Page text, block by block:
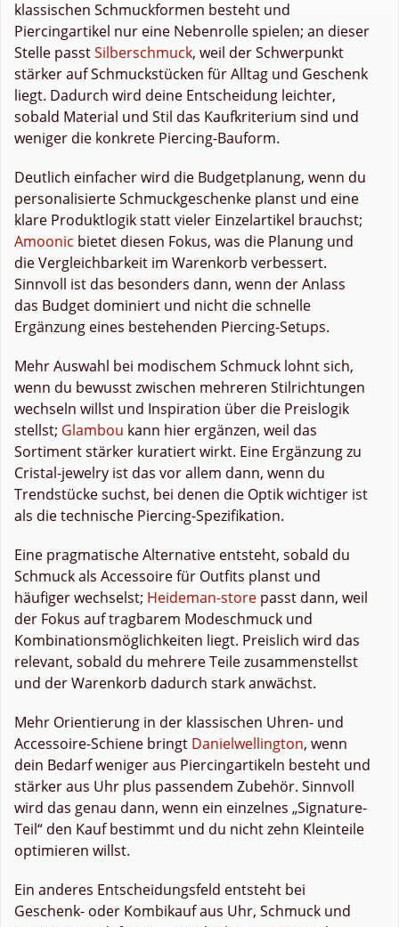
klassischen Schmuckformen besteht und
Piercingartikel nur eine Nebenrolle spielen; an dieser
Stelle passtSilberschmuck, weil der Schwerpunkt
stärker auf Schmuckstücken für Alltag und Geschenk
liegt. Dadurch wird deine Entscheidung leichter,
sobald Material und Stil das Kaufkriterium sind und
weniger die konkrete Piercing-Bauform.
Deutlich einfacher wird die Budgetplanung, wenn du
personalisierte Schmuckgeschenke planst und eine
klare Produktlogik statt vieler Einzelartikel brauchst;
Amoonic bietet diesen Fokus, was die Planung und
die Vergleichbarkeit im Warenkorb verbessert.
Sinnvoll ist das besonders dann, wenn der Anlass
das Budget dominiert und nicht die schnelle
Ergänzung eines bestehenden Piercing-Setups.
Mehr Auswahl bei modischem Schmuck lohnt sich,
wenn du bewusst zwischen mehreren Stilrichtungen
wechseln willst und Inspiration über die Preislogik
stellst; Glambou kann hier ergänzen, weil das
Sortiment stärker kuratiert wirkt. Eine Ergänzung zu
Cristal-jewelry ist das vor allem dann, wenn du
Trendstücke suchst, bei denen die Optik wichtiger ist
als die technische Piercing-Spezifikation.
Eine pragmatische Alternative entsteht, sobald du
Schmuck als Accessoire für Outfits planst und
häufiger wechselst; Heideman-store passt dann, weil
der Fokus auf tragbarem Modeschmuck und
Kombinationsmöglichkeiten liegt. Preislich wird das
relevant, sobald du mehrere Teile zusammenstellst
und der Warenkorb dadurch stark anwächst.
Mehr Orientierung in der klassischen Uhren- und
Accessoire-Schiene bringt Danielwellington, wenn
dein Bedarf weniger aus Piercingartikeln besteht und
stärker aus Uhr plus passendem Zubehör. Sinnvoll
wird das genau dann, wenn ein einzelnes „Signature-
Teil“ den Kauf bestimmt und du nicht zehn Kleinteile
optimieren willst.
Ein anderes Entscheidungsfeld entsteht bei
Geschenk- oder Kombikauf aus Uhr, Schmuck und